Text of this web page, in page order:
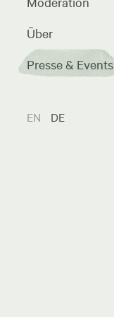
Über
Presse & Events
EN DE